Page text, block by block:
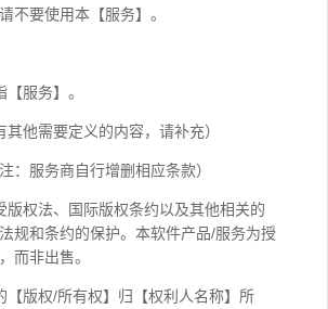
不要使用本【服务】。
服务】。
他需要定义的内容，请补充）
：服务商自行增删相应条款）
版权法、国际版权条约以及其他相关的
规和条约的保护。本软件产品/服务为授
而非出售。
【版权/所有权】归【权利人名称】所